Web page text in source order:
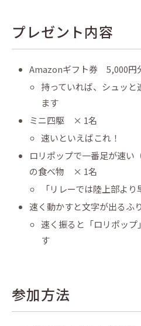
プレゼント内容
Amazonギフト券 5,000
持っていれば、シュッ
ます
ミニ四駆 × 1名
速いといえばこれ！
ロリポップで一番足が速い
の食べ物 × 1名
「リレーでは陸上部よ
速く動かすと文字が出るふ
速く振ると「ロリポッ
す
参加方法